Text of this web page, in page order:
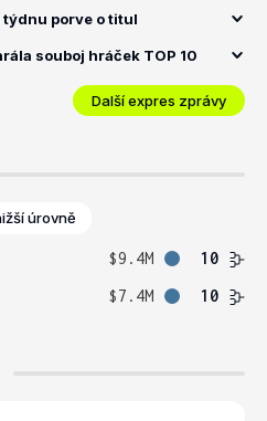
týdnu porve o titul
souboj hráček TOP 10
Další expres zprávy
úrovně
$9.4M
10
$7.4M 10